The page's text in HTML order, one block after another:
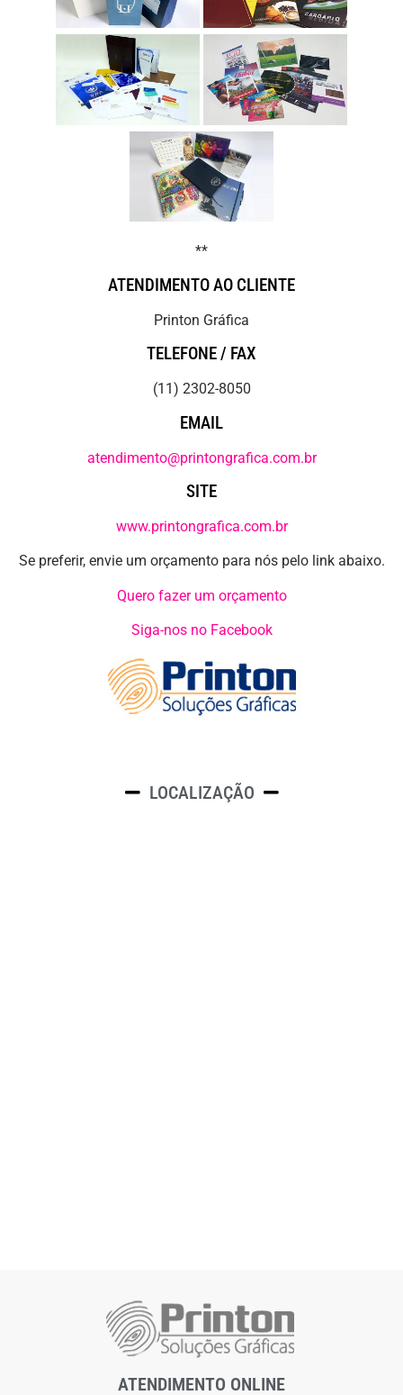
**
ATENDIMENTO AO CLIENTE
Printon Gráfica
TELEFONE / FAX
(11) 2302-8050
EMAIL
atendimento@printongrafica.com.br
SITE
www.printongrafica.com.br
Se preferir, envie um orçamento para nós pelo link abaixo.
Quero fazer um orçamento
Siga-nos no Facebook
LOCALIZAÇÃO
ATENDIMENTO ONLINE